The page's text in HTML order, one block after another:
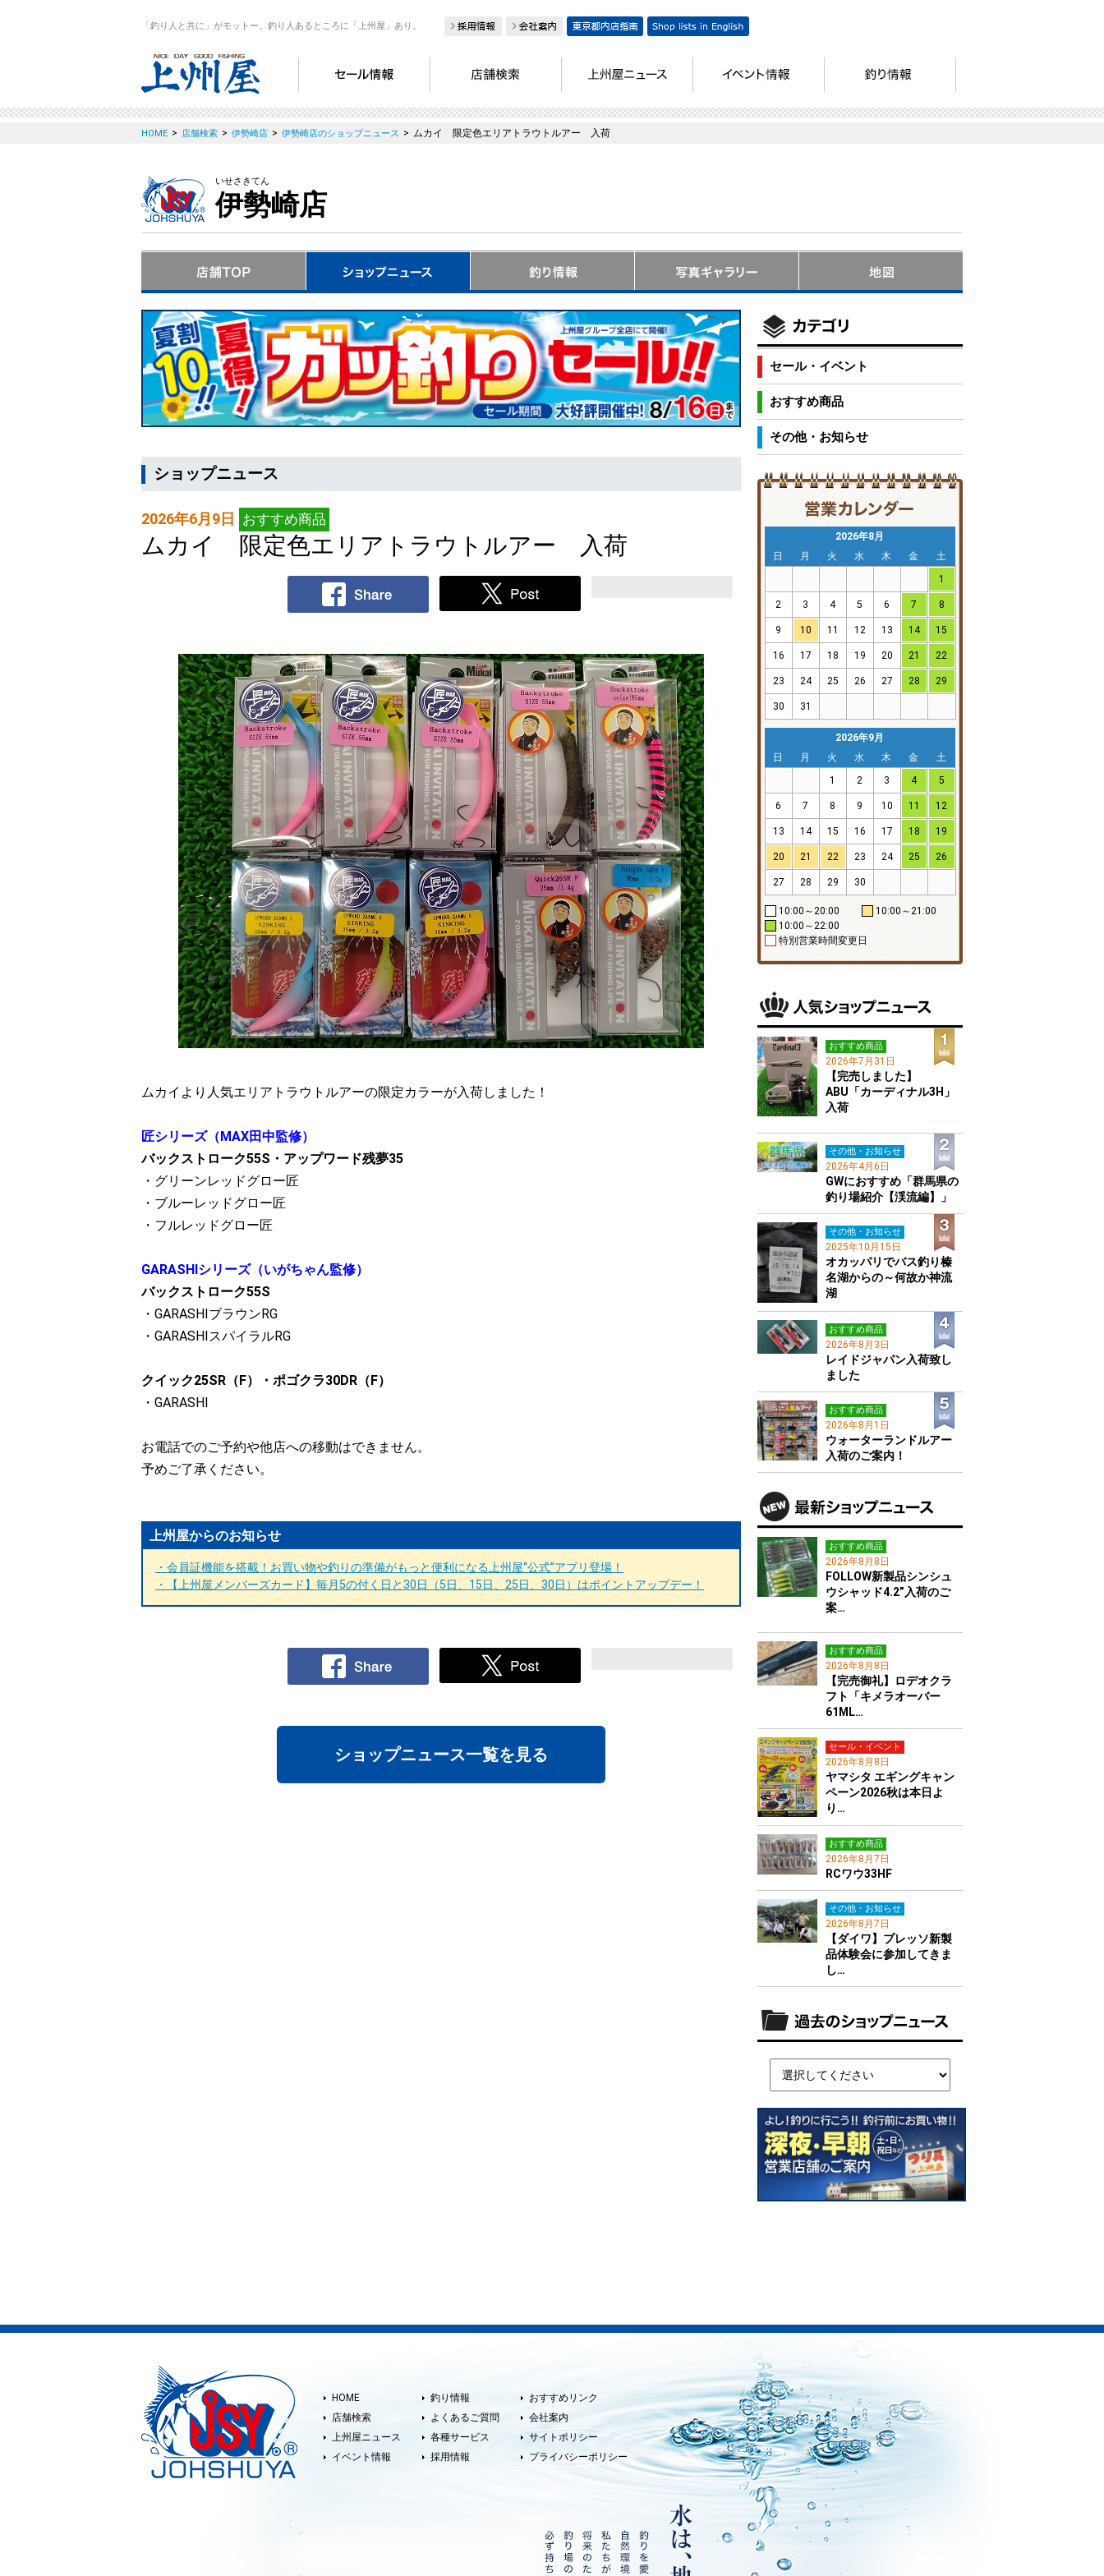
「釣り人と共に」がモットー。釣り人あるところに「上州屋」あり。
HOME > 店舗検索 > 伊勢崎店 > 伊勢崎店のショップニュース > ムカイ 限定色エリアトラウトルアー 入荷
いせさきてん
伊勢崎店
ショップニュース
2026年6月9日 おすすめ商品
ムカイ 限定色エリアトラウトルアー 入荷
ムカイより人気エリアトラウトルアーの限定カラーが入荷しました！
匠シリーズ（MAX田中監修）
バックストローク55S・アップワード残夢35
・グリーンレッドグロー匠
・ブルーレッドグロー匠
・フルレッドグロー匠
GARASHIシリーズ（いがちゃん監修）
バックストローク55S
・GARASHIブラウンRG
・GARASHIスパイラルRG
クイック25SR（F）・ポゴクラ30DR（F）
・GARASHI
お電話でのご予約や他店への移動はできません。
予めご了承ください。
上州屋からのお知らせ
・会員証機能を搭載！お買い物や釣りの準備がもっと便利になる上州屋“公式”アプリ登場！
・【上州屋メンバーズカード】毎月5の付く日と30日（5日、15日、25日、30日）はポイントアップデー！
ショップニュース一覧を見る
セール・イベント
おすすめ商品
その他・お知らせ
2026年8月
日
月 火 水 木 金
土
1
2 3 4 5 6 7 8
9 10 11 12 13 14 15
16 17 18 19 20 21 22
23 24 25 26 27 28 29
30 31
2026年9月
日
月 火 水 木 金
土
1
2 3 4 5
6 7 8 9 10 11 12
13 14 15 16 17 18 19
20 21 22 23 24 25 26
27 28 29 30
10:00～20:00
10:00～21:00
10:00～22:00
特別営業時間変更日
おすすめ商品
2026年7月31日
【完売しました】
ABU「カーディナル3H」
入荷
その他・お知らせ
2026年4月6日
GWにおすすめ「群馬県の
釣り場紹介【渓流編】」
その他・お知らせ
2025年10月15日
オカッパリでバス釣り榛
名湖からの～何故か神流
湖
おすすめ商品
2026年8月3日
レイドジャパン入荷致し
ました
おすすめ商品
2026年8月1日
ウォーターランドルアー
入荷のご案内！
おすすめ商品
2026年8月8日
FOLLOW新製品シンシュ
ウシャッド4.2”入荷のご
案…
おすすめ商品
2026年8月8日
【完売御礼】ロデオクラ
フト「キメラオーバー
61ML…
セール・イベント
2026年8月8日
ヤマシタ エギングキャン
ペーン2026秋は本日よ
り…
おすすめ商品
2026年8月7日
RCワウ33HF
その他・お知らせ
2026年8月7日
【ダイワ】プレッソ新製
品体験会に参加してきま
し…
HOME
店舗検索
上州屋ニュース
イベント情報
釣り情報
よくあるご質問
各種サービス
採用情報
おすすめリンク
会社案内
サイトポリシー
プライバシーポリシー